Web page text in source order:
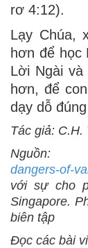
rơ 4:12).
Lạy Chúa,
hơn để học
Lời Ngài
hơn, để
dạy dỗ
Tác giả: C.H.
Nguồn:
dangers-of-
với sự cho
Singapore.
biên tập
Đọc các bài